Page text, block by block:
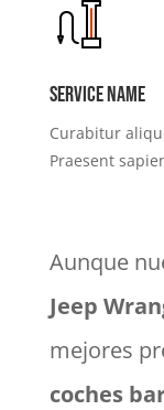
Service name
Curabitur
Praesent
Aunque
Jeep
mejores
coches